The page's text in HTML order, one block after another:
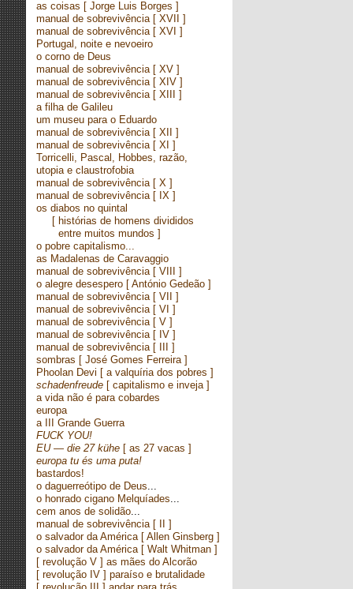
as coisas [ Jorge Luis Borges ]
manual de sobrevivência[ XVII ]
manual de sobrevivência[ XVI ]
Portugal, noite e nevoeiro
o corno de Deus
manual de sobrevivência[ XV ]
manual de sobrevivência[ XIV ]
manual de sobrevivência[ XIII ]
a filha de Galileu
um museu para o Eduardo
manual de sobrevivência[ XII ]
manual de sobrevivência[ XI ]
Torricelli, Pascal, Hobbes, razão,
utopia e claustrofobia
manual de sobrevivência[ X ]
manual de sobrevivência[ IX ]
os diabos no quintal
[ histórias de homens divididos
entre muitos mundos ]
o pobre capitalismo...
as Madalenas de Caravaggio
manual de sobrevivência[ VIII ]
o alegre desespero [ António Gedeão ]
manual de sobrevivência[ VII ]
manual de sobrevivência[ VI ]
manual de sobrevivência[ V ]
manual de sobrevivência[ IV ]
manual de sobrevivência[ III ]
sombras [ José Gomes Ferreira ]
Phoolan Devi [ a valquíria dos pobres ]
schadenfreude [ capitalismo e inveja ]
a vida não é para cobardes
europa
a III Grande Guerra
FUCK YOU!
EU — die 27 kühe [ as 27 vacas ]
europa tu és uma puta!
bastardos!
o daguerreótipo de Deus...
o honrado cigano Melquíades...
cem anos de solidão...
manual de sobrevivência[ II ]
o salvador da América[ Allen Ginsberg ]
o salvador da América[ Walt Whitman ]
[ revolução V ] as mães do Alcorão
[ revolução IV ] paraíso e brutalidade